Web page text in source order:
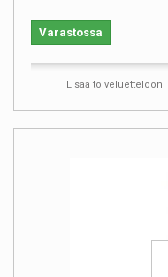
Varastossa
Lisää toiveluetteloon